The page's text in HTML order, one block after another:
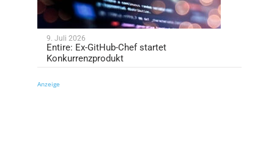
9. Juli 2026
Entire: Ex-GitHub-Chef startet
Konkurrenzprodukt
Anzeige